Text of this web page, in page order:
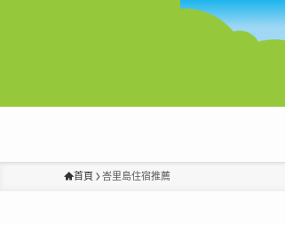
首頁 峇里島住宿推薦